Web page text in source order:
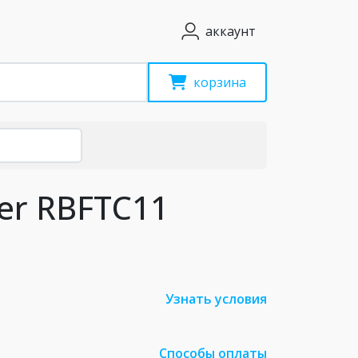
аккаунт
корзина
RBFTC11
Узнать условия
Способы оплаты